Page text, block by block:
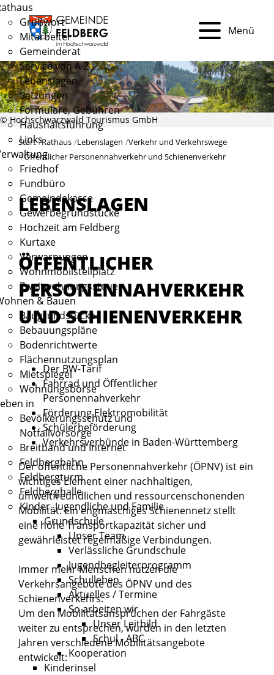
Grußwort
Mitarbeiter
Gemeinderat
Service von A-Z
Lebenslagen
Satzungen
Formulare, Gebühren
Haushaltsführung
Links
Friedhof
Fundbüro
Gemeindekasse
Gewerbegrundstücke
Hochzeit am Feldberg
Kurtaxe
Verwarnungen
Wohnmobilstellplatz
Zweitwohnungssteuer
& Bauen
Baugrundstücke
Bebauungspläne
Bodenrichtwerte
Flächennutzungsplan
Mietspiegel
Wohnungsbörse
in
Bevölkerungsschutz und
Notfallvorsorge
Breitband und Internet
Feldbergbahn
Feldbergturm
Feldberghalle
Kinder, Jugendliche und Familie
Grundschule
Unser Team
Verlässliche Grundschule
Jugendbegleiterprogramm
Schulleben
Aktuelles / Termine
So arbeiten wir
Unser Leitbild
Schul - ABC
Kooperation
Kinderinsel
Menü
© Hochschwarzwald Tourismus GmbH
Start Rathaus Lebenslagen Verkehr und Verkehrswege
Öffentlicher Personennahverkehr und Schienenverkehr
LEBENSLAGEN
ÖFFENTLICHER
PERSONENNAHVERKEHR
UND SCHIENENVERKEHR
Der BW-Tarif
Fahrrad und Öffentlicher
Personennahverkehr
Förderung Elektromobilität
Schülerbeförderung
Verkehrsverbünde in Baden-Württemberg
Der öffentliche Personennahverkehr (ÖPNV) ist ein
wichtiges Element einer nachhaltigen,
umweltfreundlichen und ressourcenschonenden
Mobilität. Ein engmaschiges Schienennetz stellt
eine hohe Transportkapazität sicher und
gewährleistet regelmäßige Verbindungen.
Immer mehr Menschen nutzen die
Verkehrsangebote des ÖPNV und des
Schienenverkehrs.
Um den Mobilitätsansprüchen der Fahrgäste
weiter zu entsprechen, wurden in den letzten
Jahren verschiedene Mobilitätsangebote
entwickelt: